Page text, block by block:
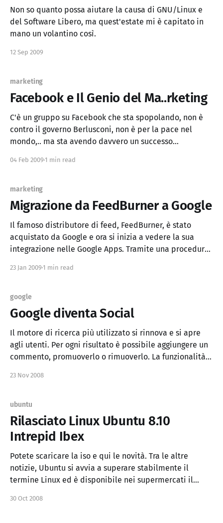
Non so quanto possa aiutare la causa di GNU/Linux e
del Software Libero, ma quest'estate mi è capitato in
mano un volantino così.
12 Sep 2009
marketing
Facebook e Il Genio del Ma..rketing
C'è un gruppo su Facebook che sta spopolando, non è
contro il governo Berlusconi, non è per la pace nel
mondo,.. ma sta avendo davvero un successo
126.000 iscritti e la sua crescita sembra inarrestabile,
04 Feb 2009 1 min read
marketing
Migrazione da FeedBurner a Google
Il famoso distributore di feed, FeedBurner, è stato
acquistato da Google e ora si inizia a vedere la sua
integrazione nelle Google Apps. Tramite una procedura
a uno Google. Non ci sono attualmente grandi vantaggi,
23 Jan 2009 1 min read
google
Google diventa Social
Il motore di ricerca più utilizzato si rinnova e si apre
agli utenti. Per ogni risultato è possibile aggiungere un
commento, promuoverlo o rimuoverlo. La funzionalità è
Google Internazionale (in Inglese) dopo aver fatto il log
23 Nov 2008
ubuntu
Rilasciato Linux Ubuntu 8.10
Intrepid Ibex
Potete scaricare la iso e qui le novità. Tra le altre
notizie, Ubuntu si avvia a superare stabilmente il
termine Linux ed è disponibile nei supermercati il
quest'anno non sarà l'ennesimo anno di Linux sui
30 Oct 2008